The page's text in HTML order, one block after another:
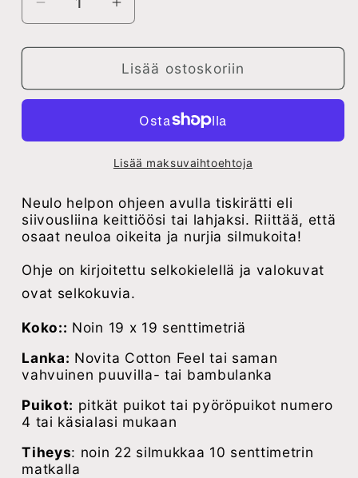
Vähennä
tuotteen
Korinpohja:
(selkokielinen
Lisää
tuotteen
Korinpohja:
tiskiliina
(selkokielinen
määrää
Lisää ostoskoriin
Lisää maksuvaihtoehtoja
Neulo helpon ohjeen avulla tiskirätti eli
siivousliina keittiöösi tai lahjaksi. Riittää, että
osaat neuloa oikeita ja nurjia silmukoita!
Ohje on kirjoitettu selkokielellä ja valokuvat
ovat selkokuvia.
Koko:: Noin 19 x 19 senttimetriä
Lanka: Novita Cotton Feel tai saman
vahvuinen puuvilla- tai bambulanka
Puikot: pitkät puikot tai pyöröpuikot numero
4 tai käsialasi mukaan
Tiheys: noin 22 silmukkaa 10 senttimetrin
matkalla